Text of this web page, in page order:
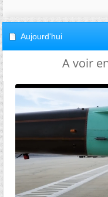
Aujourd'hui
A voir